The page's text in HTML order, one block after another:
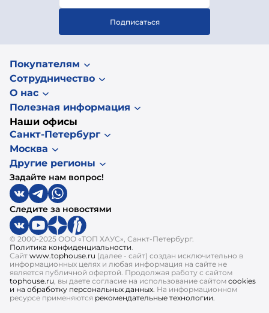
Подписаться
Покупателям
Сотрудничество
О нас
Полезная информация
Наши офисы
Санкт-Петербург
Москва
Другие регионы
Задайте нам вопрос!
Следите за новостями
© 2000-2025 ООО «ТОП ХАУС», Санкт-Петербург.
Политика конфиденциальности.
Сайт www.tophouse.ru (далее - сайт) создан исключительно в
информационных целях и любая информация на сайте не
является публичной офертой. Продолжая работу с сайтом
tophouse.ru, вы даете согласие на использование сайтом cookies
и на обработку персональных данных. На информационном
ресурсе применяются рекомендательные технологии.